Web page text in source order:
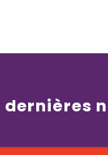
dernières